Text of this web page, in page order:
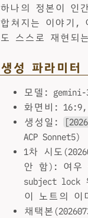
하나의 정본이 인
합쳐지는 이야기,
도 스스로 재현되
생성 파라미터
모델:
화면비:
생성일:
ACP Sonnet5)
1차 시도
안 함): 여우
subject lock
이 노트의 이
채택본